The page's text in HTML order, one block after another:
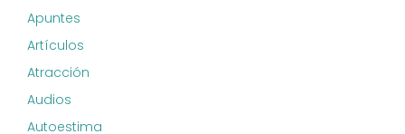
Apuntes
Artículos
Atracción
Audios
Autoestima